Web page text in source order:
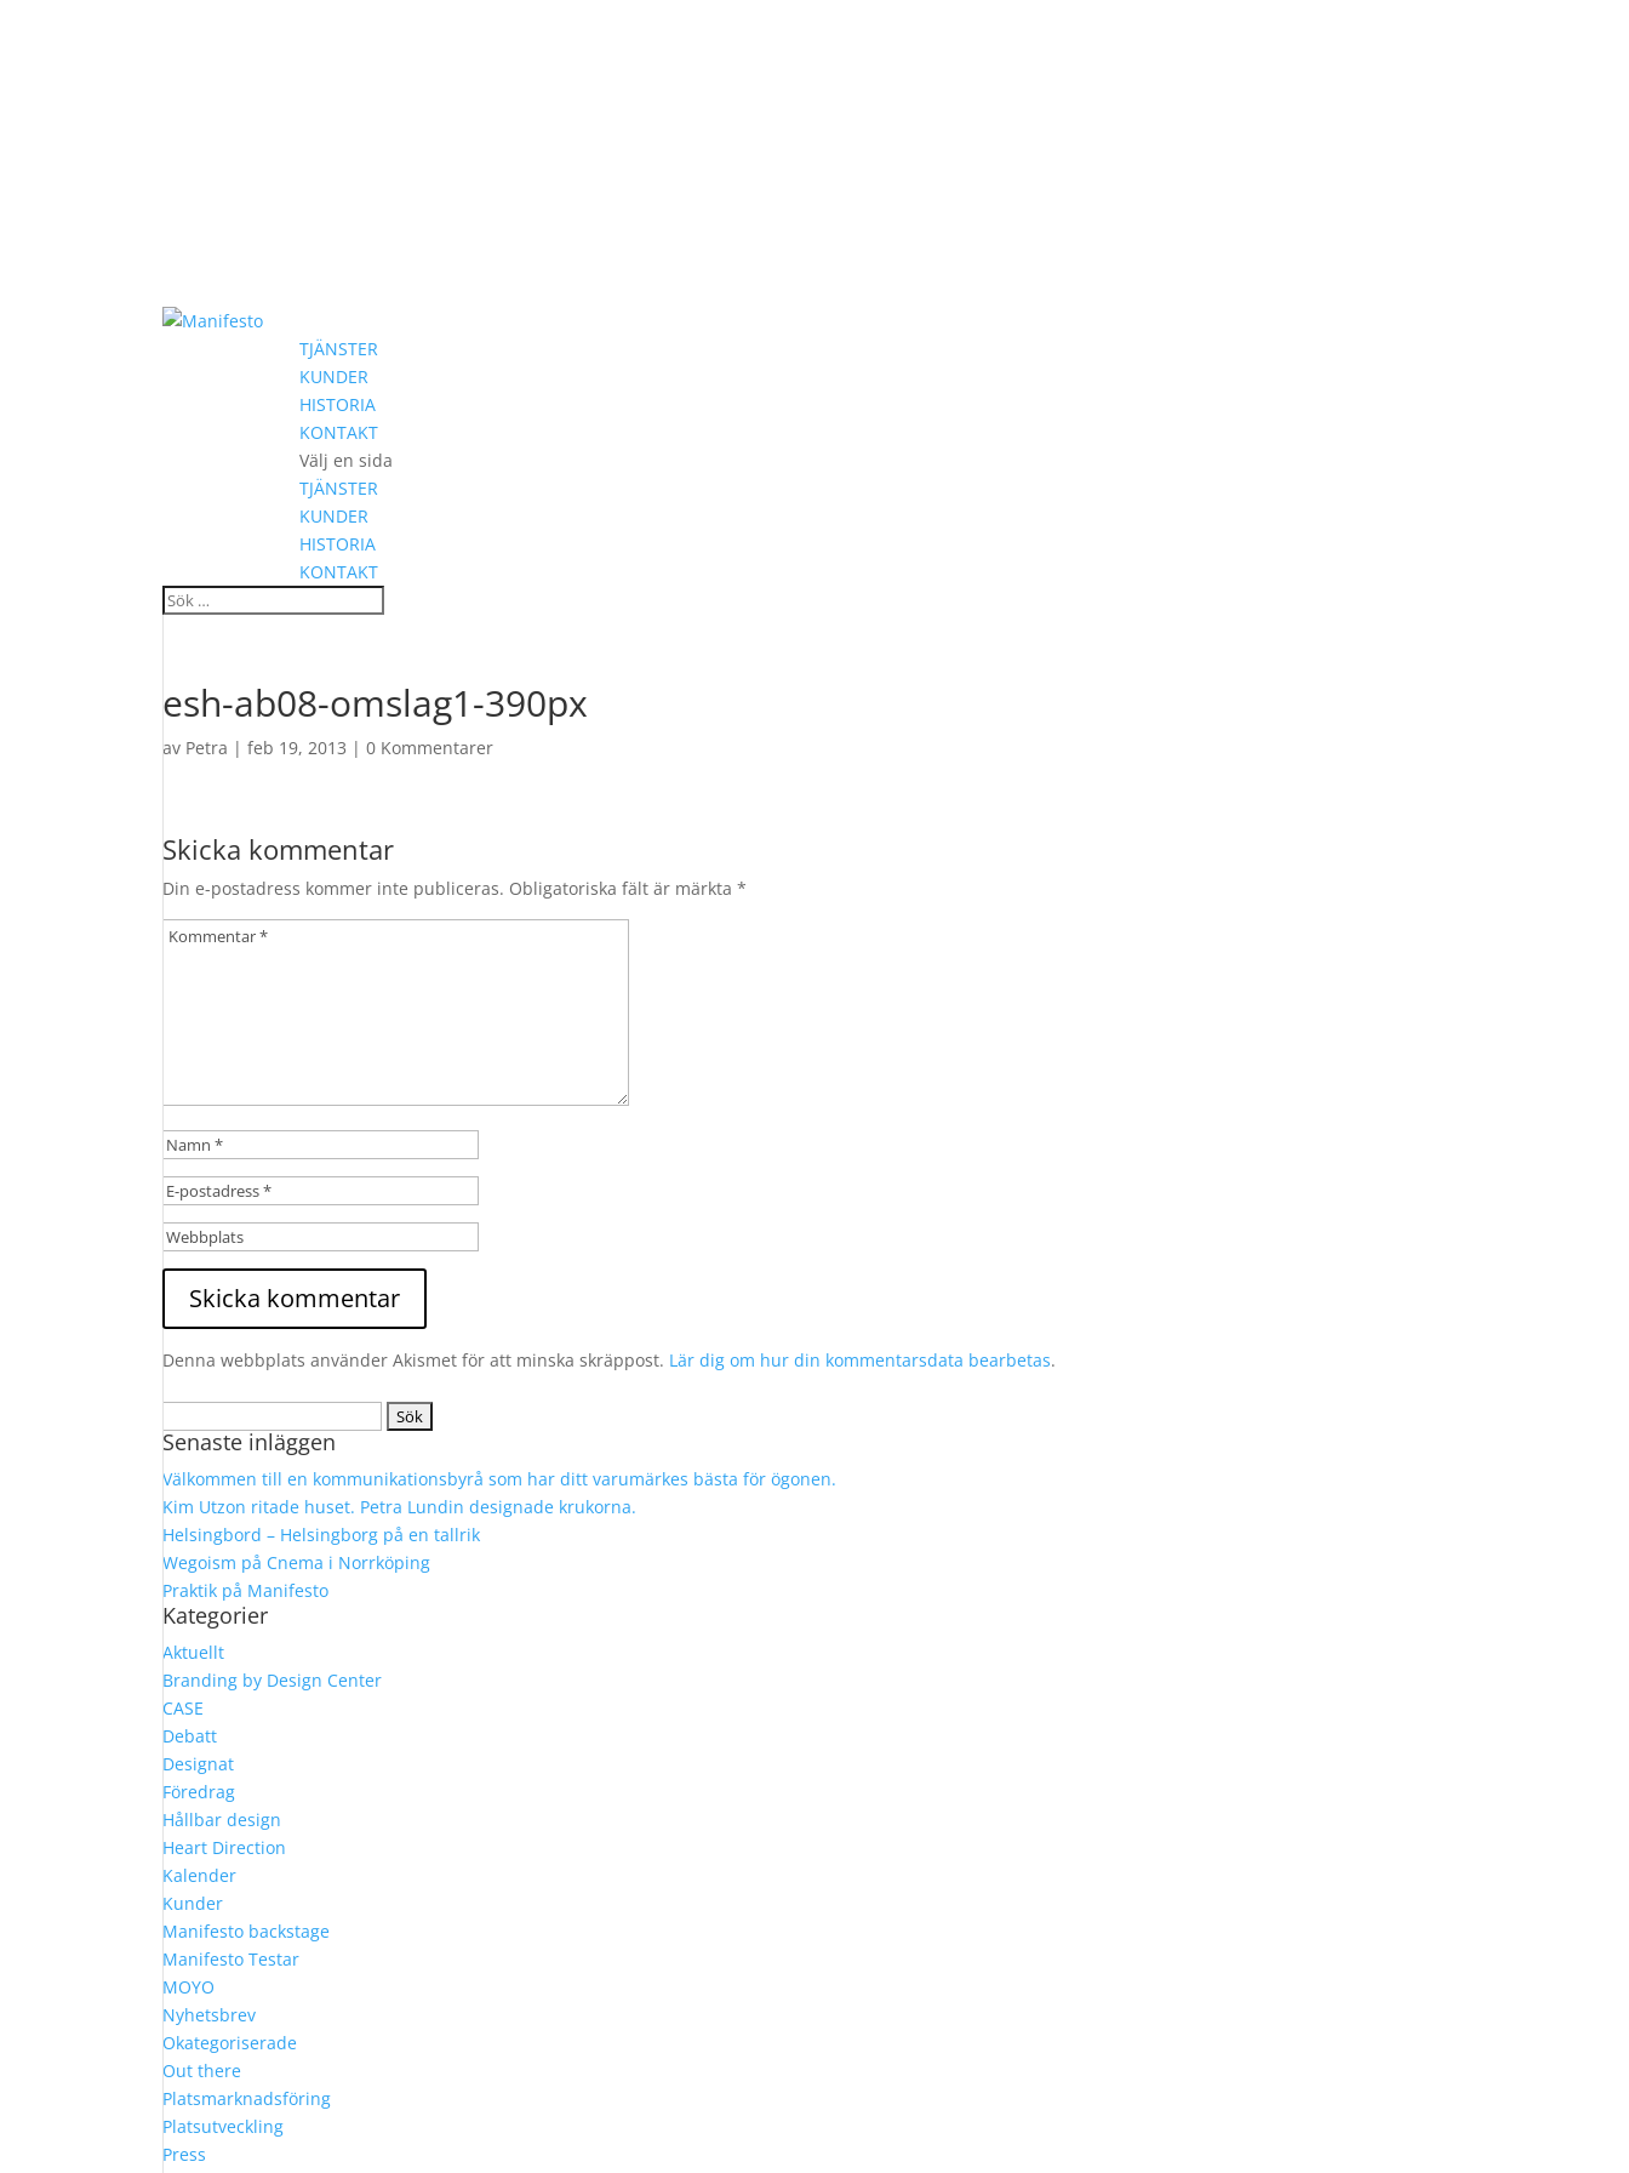
TJÄNSTER
KUNDER
HISTORIA
KONTAKT
Välj en sida
TJÄNSTER
KUNDER
HISTORIA
KONTAKT
esh-ab08-omslag1-390px
av Petra |feb 19, 2013 |0 Kommentarer
Skicka kommentar
Din e-postadress kommer inte publiceras. Obligatoriska fält är märkta*
Denna webbplats använder Akismet för att minska skräppost. Lär dig om hur din kommentarsdata bearbetas.
efter:
Senaste inläggen
Välkommen till en kommunikationsbyrå som har ditt varumärkes bästa för ögonen.
Kim Utzon ritade huset. Petra Lundin designade krukorna.
Helsingbord – Helsingborg på en tallrik
Wegoism på Cnema i Norrköping
Praktik på Manifesto
Kategorier
Aktuellt
Branding by Design Center
CASE
Debatt
Designat
Föredrag
Hållbar design
Heart Direction
Kalender
Kunder
Manifesto backstage
Manifesto Testar
MOYO
Nyhetsbrev
Okategoriserade
Out there
Platsmarknadsföring
Platsutveckling
Press